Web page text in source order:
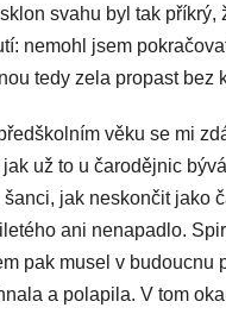
svahu byl tak
nemohl jsem
tedy zela propast bez
věku se mi
už to u čarodějnic
jak neskončit jako
ani nenapadlo.
pak musel v
a polapila. V tom